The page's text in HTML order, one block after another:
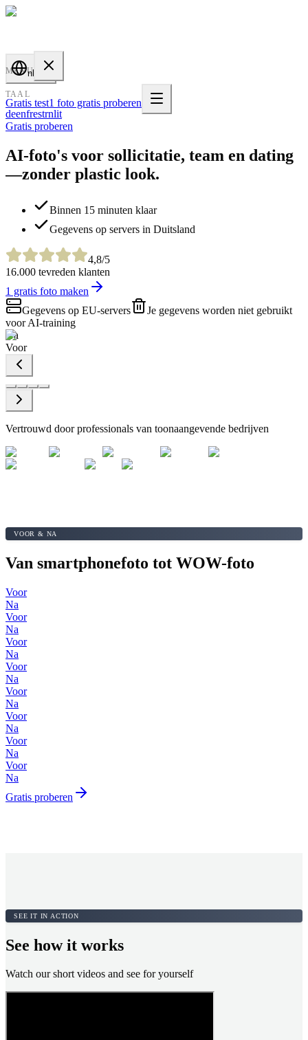
nl
Gratis test1 foto gratis proberen
MENU
TAAL
deenfrestrnlit
Gratis proberen
AI-foto's voor sollicitatie, team en dating
—zonder plastic look.
Binnen 15 minuten klaar
Gegevens op servers in Duitsland
4,8/5
16.000 tevreden klanten
1 gratis foto maken
Gegevens op EU-servers
Je gegevens worden niet gebruikt
voor AI-training
Na
Voor
Vertrouwd door professionals van toonaangevende bedrijven
VOOR & NA
Van smartphonefoto tot WOW-foto
Voor
Na
Voor
Na
Voor
Na
Voor
Na
Voor
Na
Voor
Na
Voor
Na
Voor
Na
Gratis proberen
SEE IT IN ACTION
See how it works
Watch our short videos and see for yourself